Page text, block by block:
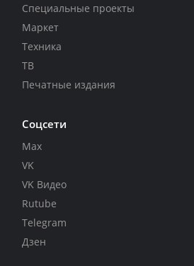
Специальные проекты
Маркет
Техника
ТВ
Печатные издания
Соцсети
Max
VK
VK Видео
Rutube
Telegram
Дзен